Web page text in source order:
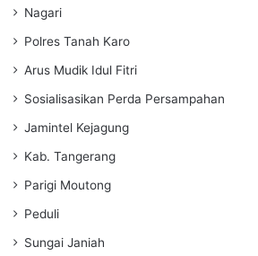
Nagari
Polres Tanah Karo
Arus Mudik Idul Fitri
Sosialisasikan Perda Persampahan
Jamintel Kejagung
Kab. Tangerang
Parigi Moutong
Peduli
Sungai Janiah